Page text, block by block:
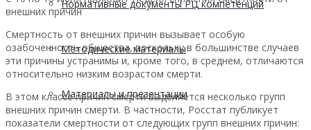
Нормативные документы РЦ компетенций
Методические материалы
Материалы и презентации
внешних причин
Смертность от внешних причин вызывает особую
озабоченность общества, поскольку в большинстве случаев
эти причины устранимы и, кроме того, в среднем, отличаются
относительно низким возрастом смерти.
В этом классе причин смерти выделяется несколько групп
внешних причин смерти. В частности, Росстат публикует
показатели смертности от следующих групп внешних причин: